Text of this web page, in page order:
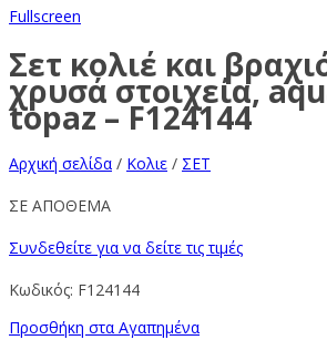
Fullscreen
Σετ κολιέ και
χρυσά στοιχεία,
topaz – F124144
Αρχική σελίδα / Κολιε / ΣΕΤ
ΣΕ ΑΠΟΘΕΜΑ
Συνδεθείτε για να δείτε τις τιμές
Κωδικός: F124144
Προσθήκη στα Αγαπημένα